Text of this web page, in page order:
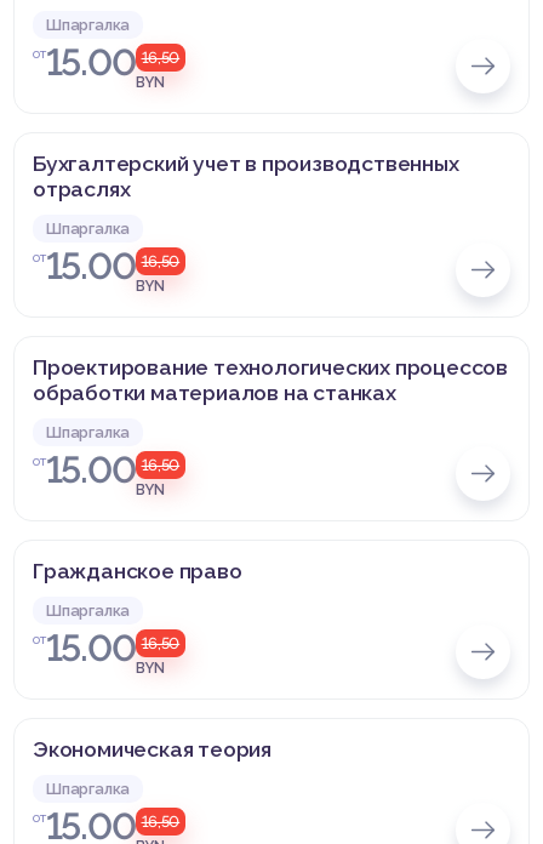
Шпаргалка
от15.00 16,50
BYN
Бухгалтерский учет в производственных
отраслях
Шпаргалка
от15.00 16,50
BYN
Проектирование технологических процессов
обработки материалов на станках
Шпаргалка
от15.00 16,50
BYN
Гражданское право
Шпаргалка
от15.00 16,50
BYN
Экономическая теория
Шпаргалка
от15.00 16,50